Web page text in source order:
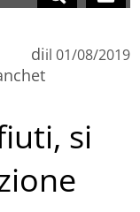
diil 01/08/2019
si